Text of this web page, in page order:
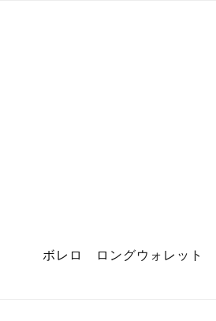
ボレロ ロングウォレット